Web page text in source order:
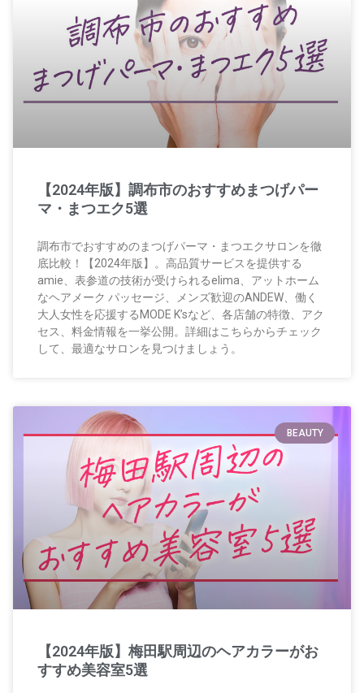
【2024年版】調布市のおすすめまつげパー
マ・まつエク5選
調布市でおすすめのまつげパーマ・まつエクサロンを徹
底比較！【2024年版】。高品質サービスを提供する
amie、表参道の技術が受けられるelima、アットホーム
なヘアメーク パッセージ、メンズ歓迎のANDEW、働く
大人女性を応援するMODE K’sなど、各店舗の特徴、アク
セス、料金情報を一挙公開。詳細はこちらからチェック
して、最適なサロンを見つけましょう。
BEAUTY
【2024年版】梅田駅周辺のヘアカラーがお
すすめ美容室5選